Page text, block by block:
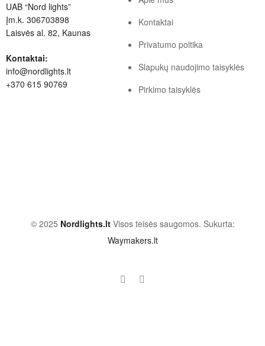
UAB “Nord lights”
Įm.k. 306703898
Laisvės al. 82, Kaunas
Kontaktai:
info@nordlights.lt
+370 615 90769
Kontaktai
Privatumo poltika
Slapukų naudojimo taisyklės
Pirkimo taisyklės
© 2025 Nordlights.ltVisos teisės saugomos. Sukurta:
Waymakers.lt